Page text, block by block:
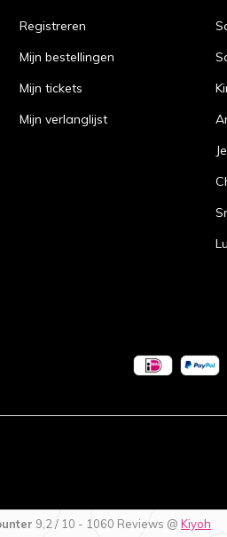
Registreren
Mijn bestellingen
Mijn tickets
Mijn verlanglijst
9,2 / 10 - 1060 Reviews @ Kiyoh